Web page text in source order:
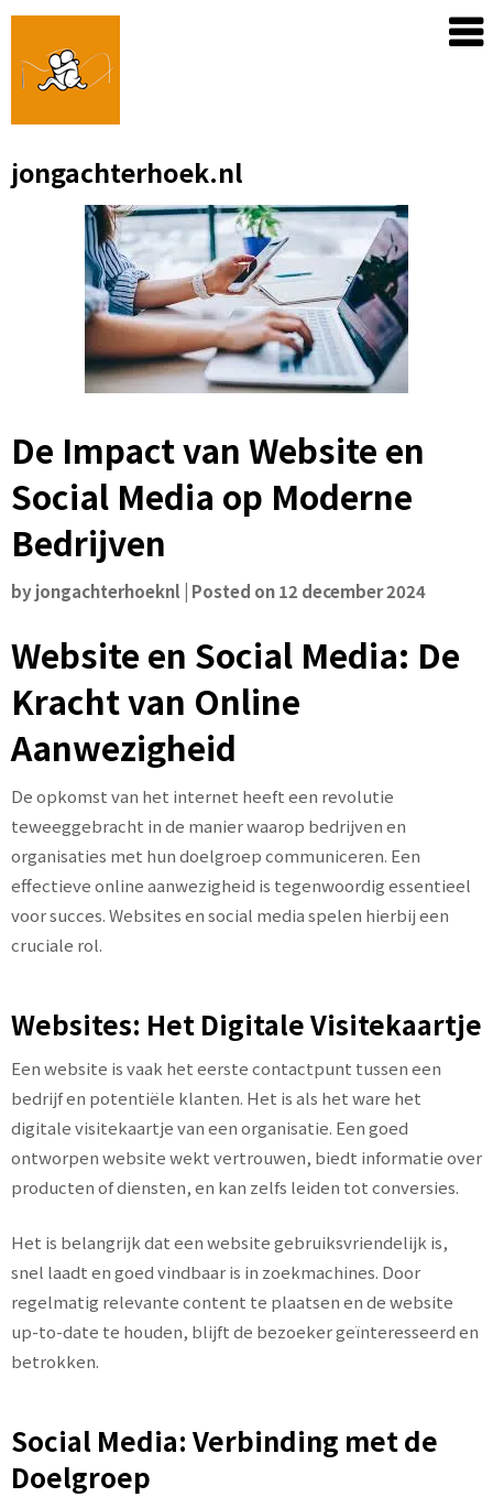
Skip
content
jongachterhoek.nl
De Impact van Website en
Social Media op Moderne
Bedrijven
byjongachterhoeknl Posted on12 december 2024
Website en Social Media: De
Kracht van Online
Aanwezigheid
De opkomst van het internet heeft een revolutie
teweeggebracht in de manier waarop bedrijven en
organisaties met hun doelgroep communiceren. Een
effectieve online aanwezigheid is tegenwoordig essentieel
voor succes. Websites en social media spelen hierbij een
cruciale rol.
Websites: Het Digitale Visitekaartje
Een website is vaak het eerste contactpunt tussen een
bedrijf en potentiële klanten. Het is als het ware het
digitale visitekaartje van een organisatie. Een goed
ontworpen website wekt vertrouwen, biedt informatie over
producten of diensten, en kan zelfs leiden tot conversies.
Het is belangrijk dat een website gebruiksvriendelijk is,
snel laadt en goed vindbaar is in zoekmachines. Door
regelmatig relevante content te plaatsen en de website
up-to-date te houden, blijft de bezoeker geïnteresseerd en
betrokken.
Social Media: Verbinding met de
Doelgroep